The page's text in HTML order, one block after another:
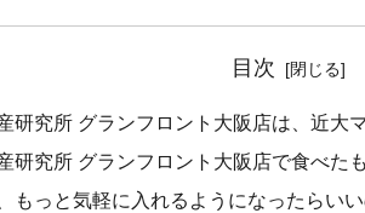
目次
研究所 グランフロント大阪店は、近大
研究所 グランフロント大阪店で食べた
もっと気軽に入れるようになったらい